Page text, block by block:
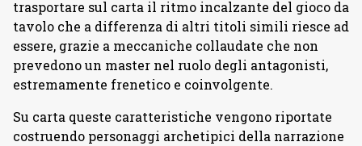
trasportare sul carta il ritmo incalzante del gioco da
tavolo che a differenza di altri titoli simili riesce ad
essere, grazie a meccaniche collaudate che non
prevedono un master nel ruolo degli antagonisti,
estremamente frenetico e coinvolgente.
Su carta queste caratteristiche vengono riportate
costruendo personaggi archetipici della narrazione